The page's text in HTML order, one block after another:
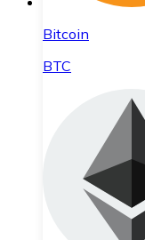
Bitcoin
BTC